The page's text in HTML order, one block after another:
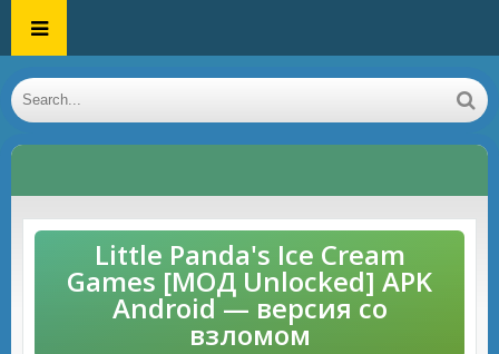
Little Panda's Ice Cream
Games [МОД Unlocked] APK
Android — версия со
взломом